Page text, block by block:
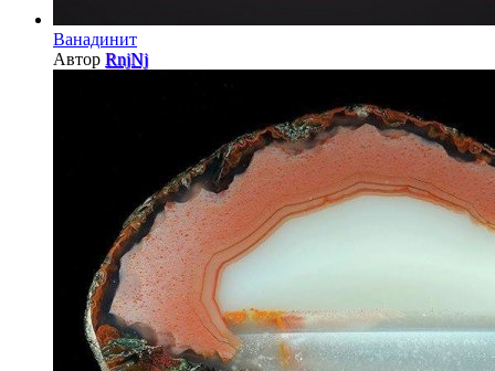
Ванадинит
Автор RnjNj